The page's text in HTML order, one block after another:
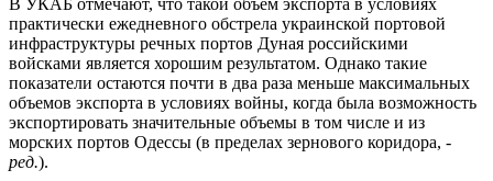
практически ежедневного обстрела украинской портовой
инфраструктуры речных портов Дуная российскими
войсками является хорошим результатом. Однако такие
показатели остаются почти в два раза меньше максимальных
объемов экспорта в условиях войны, когда была возможность
экспортировать значительные объемы в том числе и из
морских портов Одессы (в пределах зернового коридора, -
ред.).